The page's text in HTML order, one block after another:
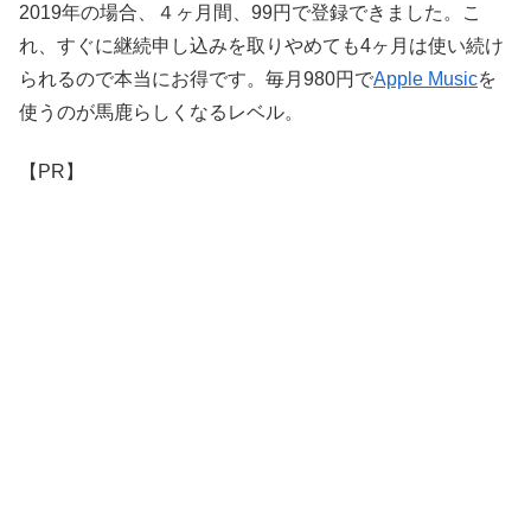
2019年の場合、４ヶ月間、99円で登録できました。こ
れ、すぐに継続申し込みを取りやめても4ヶ月は使い続け
られるので本当にお得です。毎月980円でApple Musicを
使うのが馬鹿らしくなるレベル。
【PR】